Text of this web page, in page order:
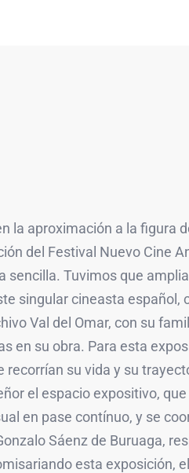
la aproximación a la figura
del Festival Nuevo Cine
sencilla. Tuvimos que
singular cineasta español,
Val del Omar, con su
en su obra. Para esta
recorrían su vida y su
el espacio expositivo,
en pase contínuo, y se
Sáenz de Buruaga,
esta exposición,